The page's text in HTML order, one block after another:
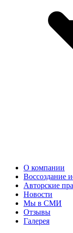
О компании
Воссоздание
Авторские
Новости
Мы в СМИ
Отзывы
Галерея